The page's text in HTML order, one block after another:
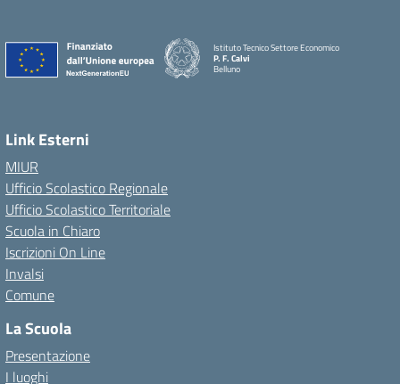
Istituto Tecnico Settore Economico
P. F. Calvi
Belluno
Link Esterni
MIUR
Ufficio Scolastico Regionale
Ufficio Scolastico Territoriale
Scuola in Chiaro
Iscrizioni On Line
Invalsi
Comune
La Scuola
Presentazione
I luoghi